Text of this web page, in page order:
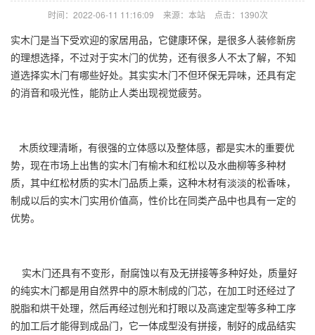
时间：2022-06-11 11:16:09 来源：本站 点击：1390次
实木门是当下受欢迎的家居用品，它健康环保，是很多人装修新房
的理想选择，不过对于实木门的优势，还有很多人不太了解，不知
道选择实木门有哪些好处。其实实木门不但环保无异味，还具有定
的消音和吸光性，能防止人类出现视觉疲劳。
木质纹理清晰，有很强的立体感以及整体感，都是实木的重要优
势，现在市场上出售的实木门有榆木和红松以及水曲柳等多种材
质，其中红松材质的实木门品质上乘，这种木材有淡淡的松香味，
制成以后的实木门实用价值高，性价比在同类产品中也具有一定的
优势。
实木门还具有不变形，耐腐蚀以有及无拼接等多种好处，质量好
的纯实木门都是用自然界中的原木制成的门芯，在加工时还经过了
脱脂和烘干处理，然后再经过刨光和打眼以及高速定型等多种工序
的加工后才能得到成品门，它一体成型没有拼接，制好的成品结实